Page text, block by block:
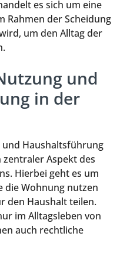
es sich um eine
Rahmen der Scheidung
um den Alltag der
und
in der
und Haushaltsführung
Aspekt des
Hierbei geht es um
die Wohnung nutzen
den Haushalt teilen.
im Alltagsleben von
auch rechtliche